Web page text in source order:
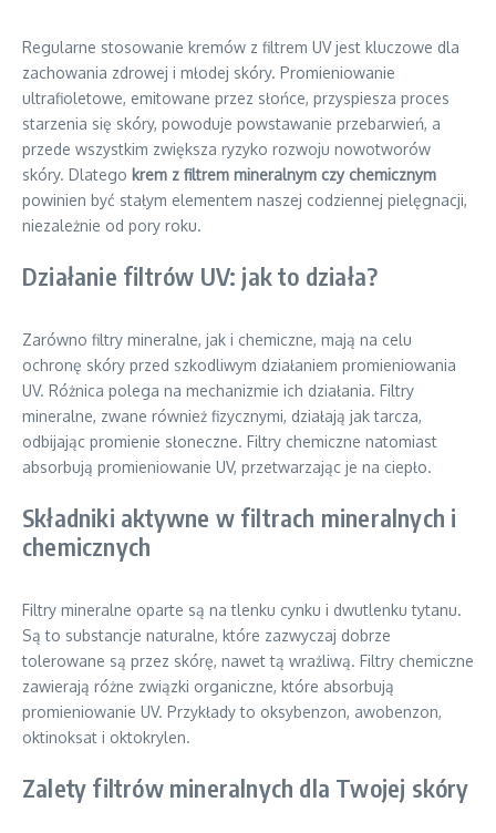
Regularne stosowanie kremów z filtrem UV jest kluczowe dla
zachowania zdrowej i młodej skóry. Promieniowanie
ultrafioletowe, emitowane przez słońce, przyspiesza proces
starzenia się skóry, powoduje powstawanie przebarwień, a
przede wszystkim zwiększa ryzyko rozwoju nowotworów
skóry. Dlatego krem z filtrem mineralnym czy chemicznym
powinien być stałym elementem naszej codziennej pielęgnacji,
niezależnie od pory roku.
Działanie filtrów UV: jak to działa?
Zarówno filtry mineralne, jak i chemiczne, mają na celu
ochronę skóry przed szkodliwym działaniem promieniowania
UV. Różnica polega na mechanizmie ich działania. Filtry
mineralne, zwane również fizycznymi, działają jak tarcza,
odbijając promienie słoneczne. Filtry chemiczne natomiast
absorbują promieniowanie UV, przetwarzając je na ciepło.
Składniki aktywne w filtrach mineralnych i
chemicznych
Filtry mineralne oparte są na tlenku cynku i dwutlenku tytanu.
Są to substancje naturalne, które zazwyczaj dobrze
tolerowane są przez skórę, nawet tą wrażliwą. Filtry chemiczne
zawierają różne związki organiczne, które absorbują
promieniowanie UV. Przykłady to oksybenzon, awobenzon,
oktinoksat i oktokrylen.
Zalety filtrów mineralnych dla Twojej skóry